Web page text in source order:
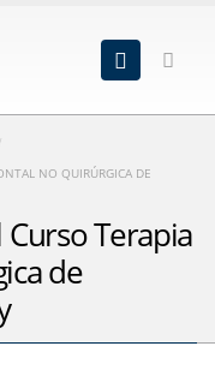
NO QUIRÚRGICA DE
Curso Terapia
de